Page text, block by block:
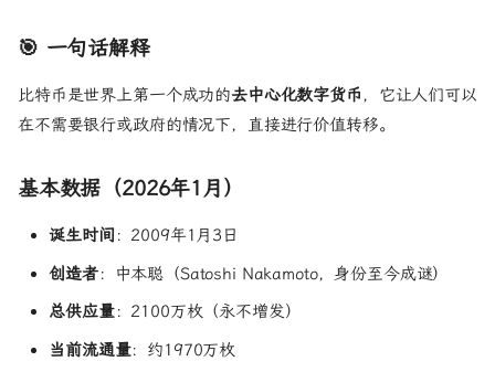
🎯 一句话解释
比特币是世界上第一个成功的去中心化数字货币，它让人们可以
在不需要银行或政府的情况下，直接进行价值转移。
基本数据（2026年1月）
诞生时间：2009年1月3日
创造者：中本聪（Satoshi Nakamoto，身份至今成谜）
总供应量：2100万枚（永不增发）
当前流通量：约1970万枚